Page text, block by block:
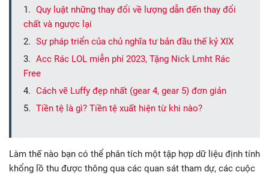
Quy luật những thay đổi về lượng dẫn đến thay đổi
chất và ngược lại
Sự pháp triển của chủ nghĩa tư bản đầu thế kỷ XIX
Acc Rác LOL miễn phí 2023, Tặng Nick Lmht Rác
Free
Cách vẽ Luffy đẹp nhất (gear 4, gear 5) đơn giản
Tiền tệ là gì? Tiền tệ xuất hiện từ khi nào?
Làm thế nào bạn có thể phân tích một tập hợp dữ liệu định tính
khổng lồ thu được thông qua các quan sát tham dự, các cuộc